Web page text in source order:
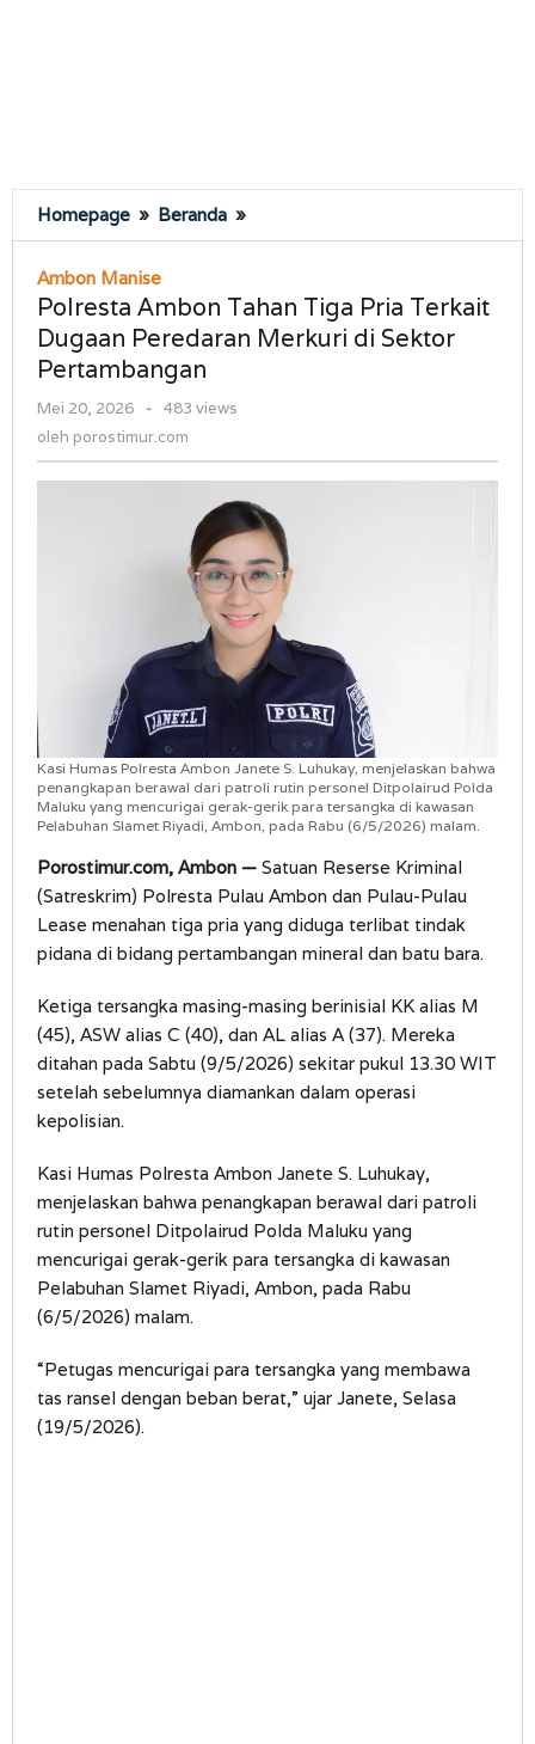
Homepage » Beranda »
Ambon
Tiga
Pria
Terkait
Sektor
Pertambangan
Ambon Manise
Polresta Ambon Tahan Tiga Pria Terkait
Dugaan Peredaran Merkuri di Sektor
Pertambangan
Mei 20, 2026
oleh
- 483 views
oleh porostimur.com
Kasi Humas Polresta Ambon Janete S. Luhukay, menjelaskan bahwa
penangkapan berawal dari patroli rutin personel Ditpolairud Polda
Maluku yang mencurigai gerak-gerik para tersangka di kawasan
Pelabuhan Slamet Riyadi, Ambon, pada Rabu (6/5/2026) malam.
Porostimur.com, Ambon — Satuan Reserse Kriminal
(Satreskrim) Polresta Pulau Ambon dan Pulau-Pulau
Lease menahan tiga pria yang diduga terlibat tindak
pidana di bidang pertambangan mineral dan batu bara.
Ketiga tersangka masing-masing berinisial KK alias M
(45), ASW alias C (40), dan AL alias A (37). Mereka
ditahan pada Sabtu (9/5/2026) sekitar pukul 13.30 WIT
setelah sebelumnya diamankan dalam operasi
kepolisian.
Kasi Humas Polresta Ambon Janete S. Luhukay,
menjelaskan bahwa penangkapan berawal dari patroli
rutin personel Ditpolairud Polda Maluku yang
mencurigai gerak-gerik para tersangka di kawasan
Pelabuhan Slamet Riyadi, Ambon, pada Rabu
(6/5/2026) malam.
“Petugas mencurigai para tersangka yang membawa
tas ransel dengan beban berat,” ujar Janete, Selasa
(19/5/2026).